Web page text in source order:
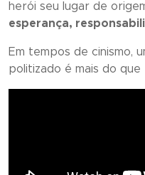
herói seu lugar de
esperança,
Em tempos de cinismo,
politizado é mais do